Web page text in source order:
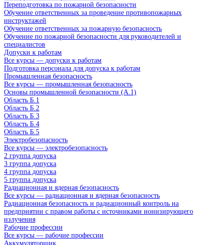
Переподготовка по пожарной безопасности
Обучение ответственных за проведение противопожарных
инструктажей
Обучение ответственных за пожарную безопасность
Обучение по пожарной безопасности для руководителей и
специалистов
Допуски к работам
Все курсы — допуски к работам
Подготовка персонала для допуска к работам
Промышленная безопасность
Все курсы — промышленная безопасность
Основы промышленной безопасности (A.1)
Область Б.1
Область Б.2
Область Б.3
Область Б.4
Область Б.5
Электробезопасность
Все курсы — электробезопасность
2 группа допуска
3 группа допуска
4 группа допуска
5 группа допуска
Радиационная и ядерная безопасность
Все курсы — радиационная и ядерная безопасность
Радиационная безопасность и радиационный контроль на
предприятии с правом работы с источниками ионизирующего
излучения
Рабочие профессии
Все курсы — рабочие профессии
Аккумуляторщик